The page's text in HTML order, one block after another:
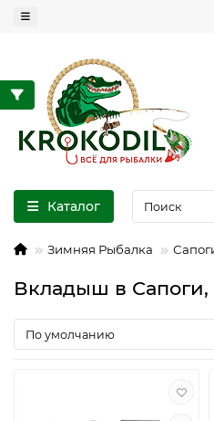
Каталог
Зимняя Рыбалка
Вкладыш в Сапоги,